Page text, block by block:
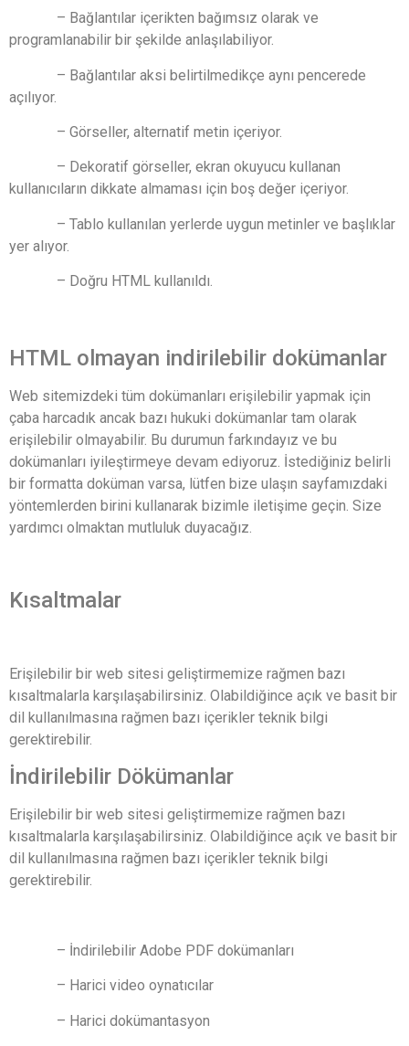
– Bağlantılar içerikten bağımsız olarak ve
programlanabilir bir şekilde anlaşılabiliyor.
– Bağlantılar aksi belirtilmedikçe aynı pencerede
açılıyor.
– Görseller, alternatif metin içeriyor.
– Dekoratif görseller, ekran okuyucu kullanan
kullanıcıların dikkate almaması için boş değer içeriyor.
– Tablo kullanılan yerlerde uygun metinler ve başlıklar
yer alıyor.
– Doğru HTML kullanıldı.
HTML olmayan indirilebilir dokümanlar
Web sitemizdeki tüm dokümanları erişilebilir yapmak için
çaba harcadık ancak bazı hukuki dokümanlar tam olarak
erişilebilir olmayabilir. Bu durumun farkındayız ve bu
dokümanları iyileştirmeye devam ediyoruz. İstediğiniz belirli
bir formatta doküman varsa, lütfen bize ulaşın sayfamızdaki
yöntemlerden birini kullanarak bizimle iletişime geçin. Size
yardımcı olmaktan mutluluk duyacağız.
Kısaltmalar
Erişilebilir bir web sitesi geliştirmemize rağmen bazı
kısaltmalarla karşılaşabilirsiniz. Olabildiğince açık ve basit bir
dil kullanılmasına rağmen bazı içerikler teknik bilgi
gerektirebilir.
İndirilebilir Dökümanlar
Erişilebilir bir web sitesi geliştirmemize rağmen bazı
kısaltmalarla karşılaşabilirsiniz. Olabildiğince açık ve basit bir
dil kullanılmasına rağmen bazı içerikler teknik bilgi
gerektirebilir.
– İndirilebilir Adobe PDF dokümanları
– Harici video oynatıcılar
– Harici dokümantasyon